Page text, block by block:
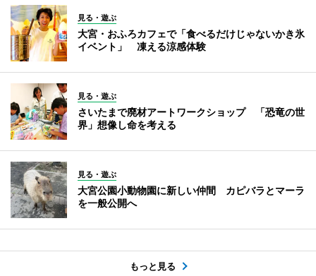
見る・遊ぶ
大宮・おふろカフェで「食べるだけじゃないかき氷
イベント」 凍える涼感体験
見る・遊ぶ
さいたまで廃材アートワークショップ 「恐竜の世
界」想像し命を考える
見る・遊ぶ
大宮公園小動物園に新しい仲間 カピバラとマーラ
を一般公開へ
もっと見る